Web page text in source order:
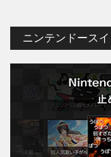
ニンテンドース